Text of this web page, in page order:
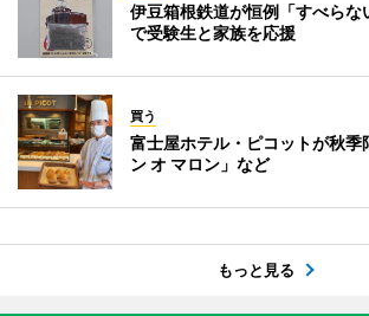
伊豆箱根鉄道が恒例「すべら
で受験生と家族を応援
買う
富士屋ホテル・ピコットが秋
ン オ マロン」など
もっと見る